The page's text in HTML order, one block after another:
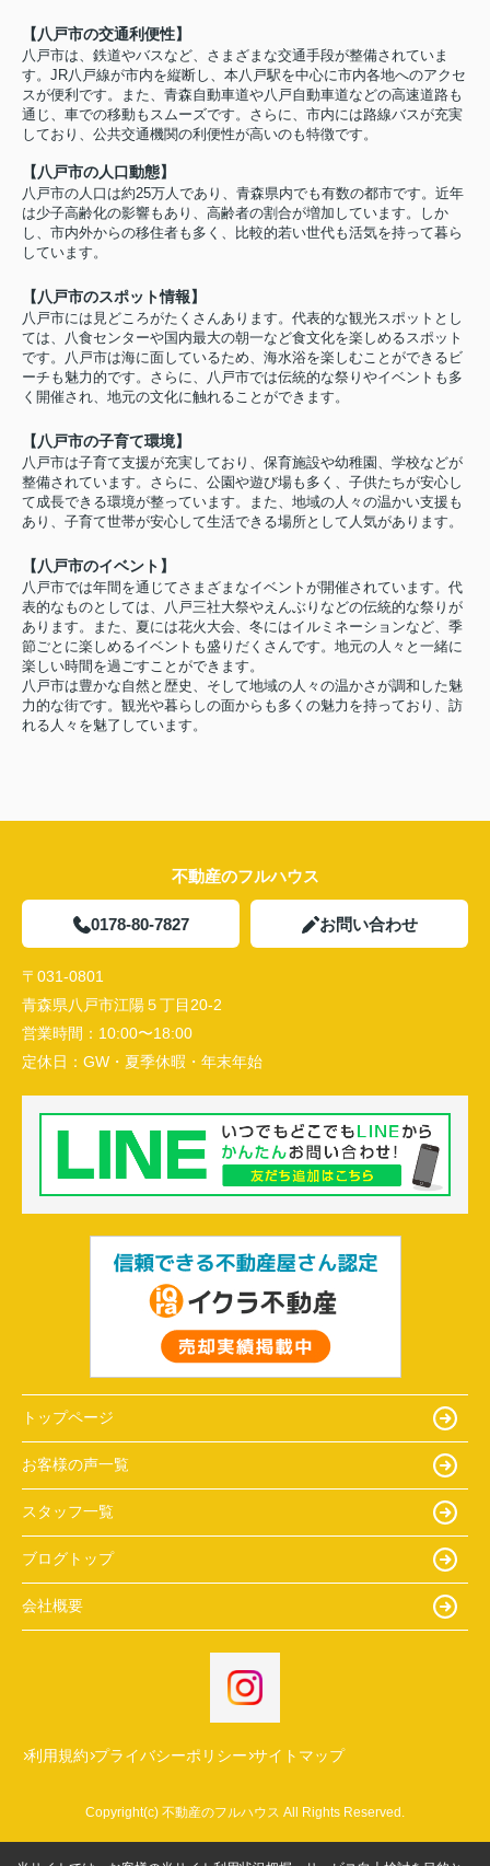
【八戸市の交通利便性】
八戸市は、鉄道やバスなど、さまざまな交通手段が整備されていま
す。JR八戸線が市内を縦断し、本八戸駅を中心に市内各地へのアクセ
スが便利です。また、青森自動車道や八戸自動車道などの高速道路も
通じ、車での移動もスムーズです。さらに、市内には路線バスが充実
しており、公共交通機関の利便性が高いのも特徴です。
【八戸市の人口動態】
八戸市の人口は約25万人であり、青森県内でも有数の都市です。近年
は少子高齢化の影響もあり、高齢者の割合が増加しています。しか
し、市内外からの移住者も多く、比較的若い世代も活気を持って暮ら
しています。
【八戸市のスポット情報】
八戸市には見どころがたくさんあります。代表的な観光スポットとし
ては、八食センターや国内最大の朝一など食文化を楽しめるスポット
です。八戸市は海に面しているため、海水浴を楽しむことができるビ
ーチも魅力的です。さらに、八戸市では伝統的な祭りやイベントも多
く開催され、地元の文化に触れることができます。
【八戸市の子育て環境】
八戸市は子育て支援が充実しており、保育施設や幼稚園、学校などが
整備されています。さらに、公園や遊び場も多く、子供たちが安心し
て成長できる環境が整っています。また、地域の人々の温かい支援も
あり、子育て世帯が安心して生活できる場所として人気があります。
【八戸市のイベント】
八戸市では年間を通じてさまざまなイベントが開催されています。代
表的なものとしては、八戸三社大祭やえんぶりなどの伝統的な祭りが
あります。また、夏には花火大会、冬にはイルミネーションなど、季
節ごとに楽しめるイベントも盛りだくさんです。地元の人々と一緒に
楽しい時間を過ごすことができます。
八戸市は豊かな自然と歴史、そして地域の人々の温かさが調和した魅
力的な街です。観光や暮らしの面からも多くの魅力を持っており、訪
れる人々を魅了しています。
不動産のフルハウス
0178-80-7827 お問い合わせ
〒031-0801
青森県八戸市江陽５丁目20-2
営業時間： 10:00〜18:00
定休日： GW・夏季休暇・年末年始
トップページ
お客様の声一覧
スタッフ一覧
ブログトップ
会社概要
利用規約 プライバシーポリシー サイトマップ
Copyright(c) 不動産のフルハウス All Rights Reserved.